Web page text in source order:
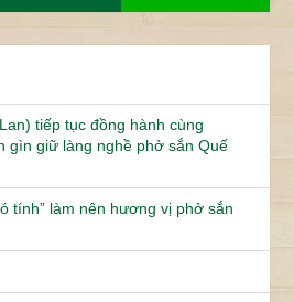
tiếp tục đồng hành cùng
gìn giữ làng nghề phở sắn Quế
tính” làm nên hương vị phở sắn